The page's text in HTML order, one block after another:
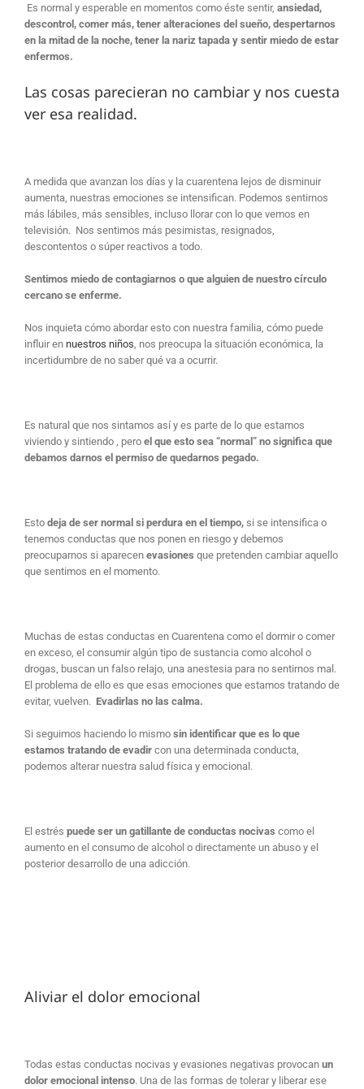
Es normal y esperable en momentos como éste sentir, ansiedad,
descontrol, comer más, tener alteraciones del sueño, despertarnos
en la mitad de la noche, tener la nariz tapada y sentir miedo de estar
enfermos.
Las cosas parecieran no cambiar y nos cuesta
ver esa realidad.
A medida que avanzan los días y la cuarentena lejos de disminuir
aumenta, nuestras emociones se intensifican. Podemos sentirnos
más lábiles, más sensibles, incluso llorar con lo que vemos en
televisión. Nos sentimos más pesimistas, resignados,
descontentos o súper reactivos a todo.
Sentimos miedo de contagiarnos o que alguien de nuestro círculo
cercano se enferme.
Nos inquieta cómo abordar esto con nuestra familia, cómo puede
influir en nuestros niños, nos preocupa la situación económica, la
incertidumbre de no saber qué va a ocurrir.
Es natural que nos sintamos así y es parte de lo que estamos
viviendo y sintiendo , pero el que esto sea “normal” no significa que
debamos darnos el permiso de quedarnos pegado.
Esto deja de ser normal si perdura en el tiempo, si se intensifica o
tenemos conductas que nos ponen en riesgo y debemos
preocuparnos si aparecen evasiones que pretenden cambiar aquello
que sentimos en el momento.
Muchas de estas conductas en Cuarentena como el dormir o comer
en exceso, el consumir algún tipo de sustancia como alcohol o
drogas, buscan un falso relajo, una anestesia para no sentirnos mal.
El problema de ello es que esas emociones que estamos tratando de
evitar, vuelven. Evadirlas no las calma.
Si seguimos haciendo lo mismo sin identificar que es lo que
estamos tratando de evadir con una determinada conducta,
podemos alterar nuestra salud física y emocional.
El estrés puede ser un gatillante de conductas nocivas como el
aumento en el consumo de alcohol o directamente un abuso y el
posterior desarrollo de una adicción.
Aliviar el dolor emocional
Todas estas conductas nocivas y evasiones negativas provocan un
dolor emocional intenso. Una de las formas de tolerar y liberar ese